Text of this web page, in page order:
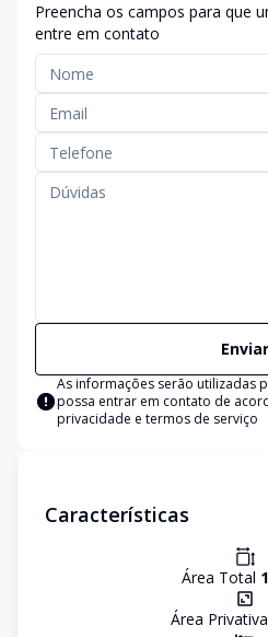
Preencha os campos para que
entre em contato
Enviar
As informações serão utilizadas
possa entrar em contato de
privacidade e termos de serviço
Características
Área Total
Área Privativa